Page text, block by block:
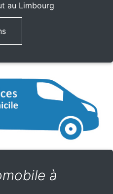
au Limbourg
à